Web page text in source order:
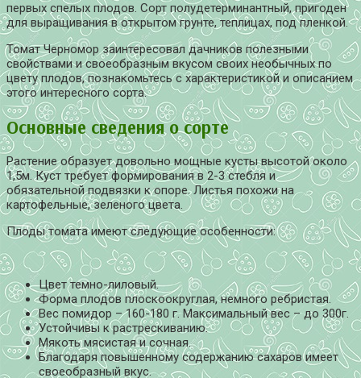
первых спелых плодов. Сорт полудетерминантный, пригоден
для выращивания в открытом грунте, теплицах, под пленкой.
Томат Черномор заинтересовал дачников полезными
свойствами и своеобразным вкусом своих необычных по
цвету плодов, познакомьтесь с характеристикой и описанием
этого интересного сорта.
Основные сведения о сорте
Растение образует довольно мощные кусты высотой около
1,5м. Куст требует формирования в 2-3 стебля и
обязательной подвязки к опоре. Листья похожи на
картофельные, зеленого цвета.
Плоды томата имеют следующие особенности:
Цвет темно-лиловый.
Форма плодов плоскоокруглая, немного ребристая.
Вес помидор – 160-180 г. Максимальный вес – до 300г.
Устойчивы к растрескиванию.
Мякоть мясистая и сочная.
Благодаря повышенному содержанию сахаров имеет
своеобразный вкус.